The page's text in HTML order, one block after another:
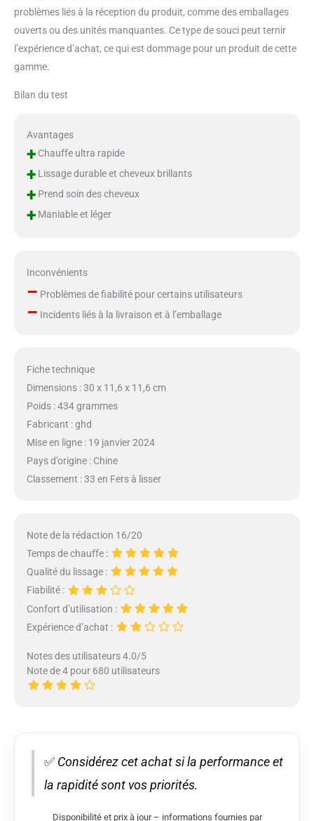
problèmes liés à la réception du produit, comme des emballages
ouverts ou des unités manquantes. Ce type de souci peut ternir
l’expérience d’achat, ce qui est dommage pour un produit de cette
gamme.
Bilan du test
Avantages
+Chauffe ultra rapide
+Lissage durable et cheveux brillants
+Prend soin des cheveux
+Maniable et léger
Inconvénients
– Problèmes de fiabilité pour certains utilisateurs
– Incidents liés à la livraison et à l’emballage
Fiche technique
Dimensions : 30 x 11,6 x 11,6 cm
Poids : 434 grammes
Fabricant : ghd
Mise en ligne : 19 janvier 2024
Pays d’origine : Chine
Classement : 33 en Fers à lisser
Note de la rédaction 16/20
Temps de chauffe :
Qualité du lissage :
Fiabilité :
Confort d’utilisation :
Expérience d’achat :
Notes des utilisateurs 4.0/5
Note de 4 pour 680 utilisateurs
✅ Considérez cet achat si la performance et
la rapidité sont vos priorités.
Disponibilité et prix à jour – informations fournies par